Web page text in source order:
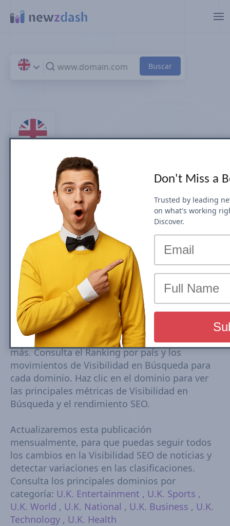
Top 100 sitios de noticias y
editoriales de en U.K.
por Visibilidad en Búsqueda (July 2026)
Las clasificaciones de los sitios de noticias de
U.K. se basan en la Visibilidad en Búsqueda
móvil de Google en Top Stories (News Box)
Carousel. La Visibilidad en Búsqueda se basa en
un conjunto dinámico de palabras clave
extraídas de tendencias monitorizadas cada 15-
30 minutos. Las puntuaciones de Visibilidad se
calculan en función de las posiciones, el CTR
estimado, el número de URLs posicionadas y
más. Consulta el Ranking por país y los
movimientos de Visibilidad en Búsqueda para
cada dominio. Haz clic en el dominio para ver
las principales métricas de Visibilidad en
Búsqueda y el rendimiento SEO.
Actualizaremos esta publicación
mensualmente, para que puedas seguir todos
los cambios en la Visibilidad SEO de noticias y
detectar variaciones en las clasificaciones.
Consulta los principales dominios por
categoría: U.K. Entertainment , U.K. Sports ,
U.K. World , U.K. National , U.K. Business , U.K.
Technology , U.K. Health
Don't Miss a
Trusted by leading
on what's working
Discover.